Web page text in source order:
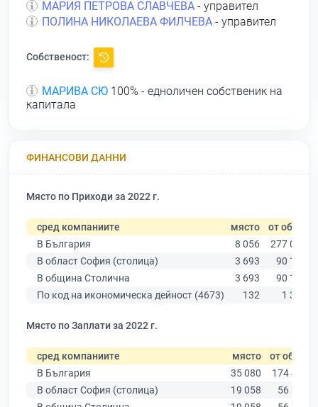
МАРИЯ ПЕТРОВА СЛАВЧЕВА - управител
ПОЛИНА НИКОЛАЕВА ФИЛЧЕВА - управител
Собственост:
МАРИВА СЮ 100% - едноличен собственик на
капитала
ФИНАНСОВИ ДАННИ
Място по Приходи за 2022 г.
сред компаниите място от общо
В България
8 056
277 019
В област София (столица)
3 693
90 178
В община Столична
3 693
90 178
По код на икономическа дейност (4673)
132 1 350
Място по Заплати за 2022 г.
сред компаниите място от общо
В България
35 080
174 403
В област София (столица)
19 058
56 378